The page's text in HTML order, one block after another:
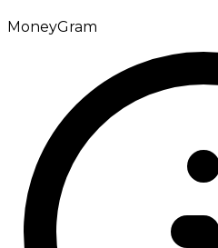
MoneyGram